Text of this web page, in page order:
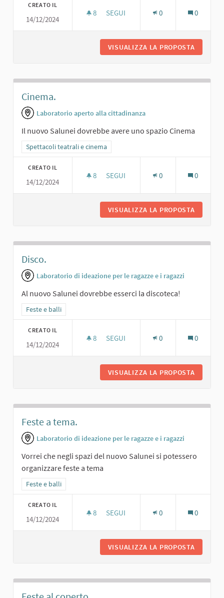
CREATO IL
14/12/2024
8 8 SOSTENITORI
SEGUI 0 0
VISUALIZZA LA PROPOSTA
Cinema.
Laboratorio aperto alla cittadinanza
Il nuovo Salunei dovrebbe avere uno spazio Cinema
Filtra i risultati per categoria: Spettacoli teatrali e cinema
Spettacoli teatrali e cinema
CREATO IL
14/12/2024
8 8 SOSTENITORI
SEGUI 0 0
VISUALIZZA LA PROPOSTA
Disco.
Laboratorio di ideazione per le ragazze e i ragazzi
Al nuovo Salunei dovrebbe esserci la discoteca!
Filtra i risultati per categoria: Feste e balli
Feste e balli
CREATO IL
14/12/2024
8 8 SOSTENITORI
SEGUI 0 0
VISUALIZZA LA PROPOSTA
Feste a tema.
Laboratorio di ideazione per le ragazze e i ragazzi
Vorrei che negli spazi del nuovo Salunei si potessero
organizzare feste a tema
Filtra i risultati per categoria: Feste e balli
Feste e balli
CREATO IL
14/12/2024
8 8 SOSTENITORI
SEGUI 0 0
VISUALIZZA LA PROPOSTA